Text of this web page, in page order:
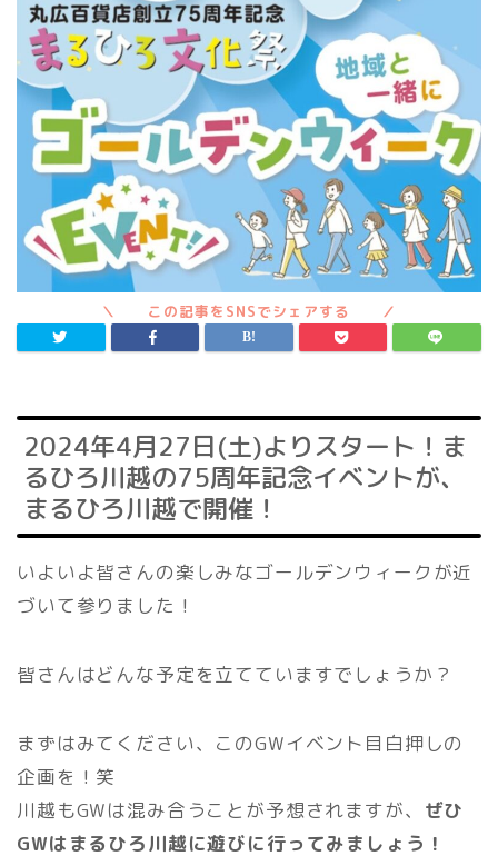
2024年4月27日(土)よりスタート！ま
るひろ川越の75周年記念イベントが、
まるひろ川越で開催！
いよいよ皆さんの楽しみなゴールデンウィークが近
づいて参りました！
皆さんはどんな予定を立てていますでしょうか？
まずはみてください、このGWイベント目白押しの
企画を！笑
川越もGWは混み合うことが予想されますが、 ぜひ
GWはまるひろ川越に遊びに行ってみましょう！